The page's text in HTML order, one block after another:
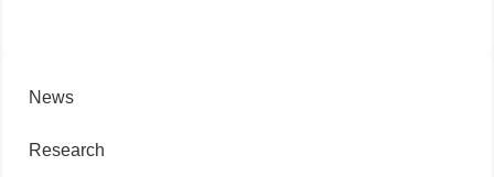
News
Research